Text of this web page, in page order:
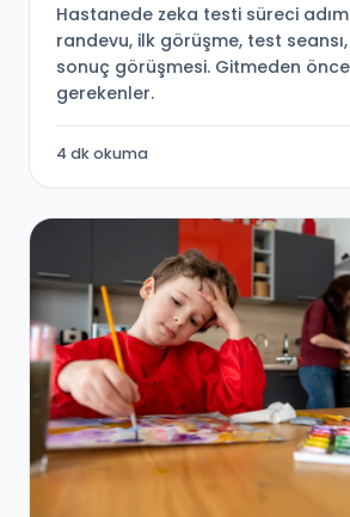
Hastanede zeka testi süreci adım
randevu, ilk görüşme, test
sonuç görüşmesi. Gitmeden
gerekenler.
4 dk okuma